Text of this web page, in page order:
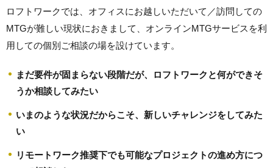
ロフトワークでは、オフィスにお越しいただいて／訪問しての
MTGが難しい現状におきまして、オンラインMTGサービスを利
用しての個別ご相談の場を設けています。
まだ要件が固まらない段階だが、ロフトワークと何ができそ
うか相談してみたい
いまのような状況だからこそ、新しいチャレンジをしてみた
い
リモートワーク推奨下でも可能なプロジェクトの進め方につ